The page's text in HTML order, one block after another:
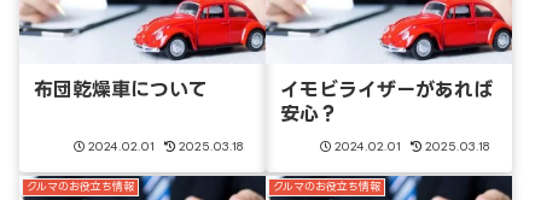
布団乾燥車について
2024.02.01 2025.03.18
イモビライザーがあれば
安心？
2024.02.01 2025.03.18
クルマのお役立ち情報 クルマのお役立ち情報